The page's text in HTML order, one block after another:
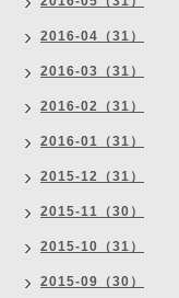
2016-04（31）
2016-03（31）
2016-02（31）
2016-01（31）
2015-12（31）
2015-11（30）
2015-10（31）
2015-09（30）